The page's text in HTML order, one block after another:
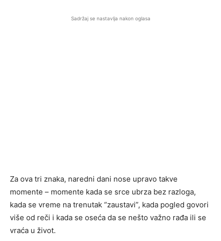
Sadržaj se nastavlja nakon oglasa
Za ova tri znaka, naredni dani nose upravo takve
momente – momente kada se srce ubrza bez razloga,
kada se vreme na trenutak “zaustavi”, kada pogled govori
više od reči i kada se oseća da se nešto važno rađa ili se
vraća u život.